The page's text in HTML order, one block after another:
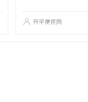
开平便民网